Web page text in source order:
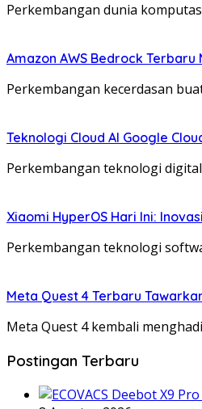
Perkembangan dunia
Amazon AWS Bedrock
Perkembangan kecerdasan
Teknologi Cloud AI Google
Perkembangan teknologi
Xiaomi HyperOS Hari Ini:
Perkembangan teknologi
Meta Quest 4 Terbaru
Meta Quest 4 kembali
Postingan Terbaru